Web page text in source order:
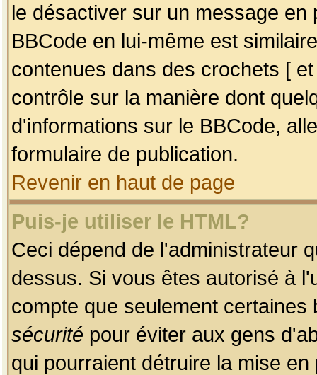
le désactiver sur un message
BBCode en lui-même est
contenues dans des crochets [
contrôle sur la manière dont
d'informations sur le BBCode,
formulaire de publication.
Revenir en haut de page
Puis-je utiliser le HTML?
Ceci dépend de l'administrateur
dessus. Si vous êtes autorisé à
compte que seulement
sécurité pour éviter aux gens
qui pourraient détruire la mise